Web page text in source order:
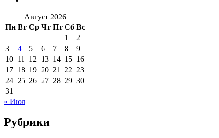
Август 2026
Пн Вт Ср Чт Пт Сб Вс
1
2
3
4 5 6 7 8
9
10 11 12 13 14 15 16
17 18 19 20 21 22 23
24 25 26 27 28 29 30
31
« Июл
Рубрики